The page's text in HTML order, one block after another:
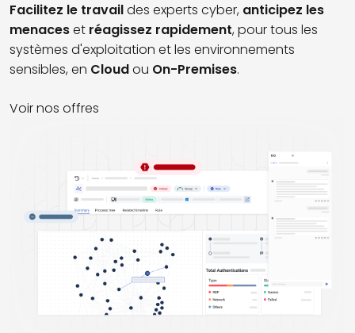
Facilitez le travaildes experts cyber, anticipez les
menaceset réagissez rapidement, pour tous les
systèmes d'exploitation et les environnements
sensibles, en Cloudou On-Premises.
Voir nos offres